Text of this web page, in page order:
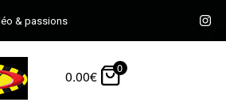
& passions
0.00€ 0